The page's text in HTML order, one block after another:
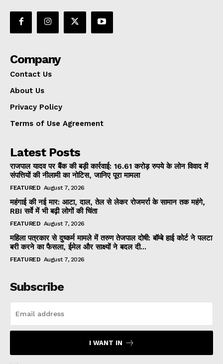
Company
Contact Us
About Us
Privacy Policy
Terms of Use Agreement
Latest Posts
राजपाल यादव पर बैंक की बड़ी कार्रवाई: 16.61 करोड़ रुपये के लोन विवाद में
संपत्तियों की नीलामी का नोटिस, जानिए पूरा मामला
FEATURED August 7, 2026
महंगाई की नई मार: आटा, दाल, तेल से लेकर रोजमर्रा के सामान तक महंगे,
RBI सर्वे में भी बढ़ी लोगों की चिंता
FEATURED August 7, 2026
महिला पत्रकार से दुष्कर्म मामले में तरुण तेजपाल दोषी: बॉम्बे हाई कोर्ट ने पलटा
बरी करने का फैसला, ईमेल और साक्ष्यों ने बदल दी...
FEATURED August 7, 2026
Subscribe
I WANT IN